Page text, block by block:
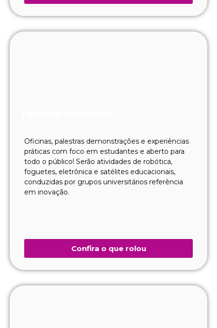
Oficinas, palestras demonstrações e experiências
práticas com foco em estudantes e aberto para
todo o público! Serão atividades de robótica,
foguetes, eletrônica e satélites educacionais,
conduzidas por grupos universitários referência
em inovação.
Confira o que rolou